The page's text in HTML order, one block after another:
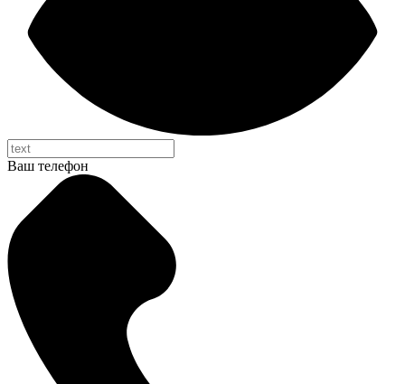
Ваш телефон